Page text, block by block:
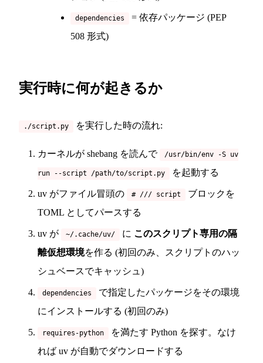
dependencies
= 依存パッケージ (PEP
508 形式)
実行時に何が起きるか
./script.py を実行した時の流れ:
カーネルが shebang を読んで /usr/bin/env -S uv
run --script /path/to/script.py を起動する
uv がファイル冒頭の # /// script
ブロックを
TOML としてパースする
uv が ~/.cache/uv/ に このスクリプト専用の隔
離仮想環境を作る (初回のみ、スクリプトのハッ
シュベースでキャッシュ)
dependencies
で指定したパッケージをその環境
にインストールする (初回のみ)
requires-python
を満たす Python を探す。なけ
れば uv が自動でダウンロードする